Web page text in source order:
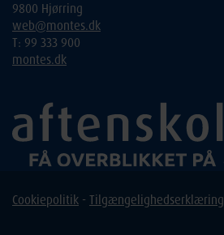
9800 Hjørring
web@montes.dk
T: 99 333 900
montes.dk
Cookiepolitik - Tilgængelighedserklæring